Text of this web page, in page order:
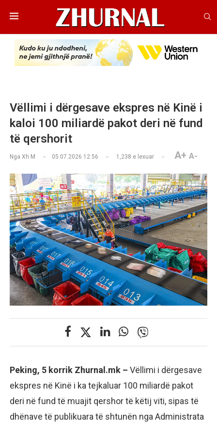
Vëllimi i dërgesave ekspres në Kinë i
kaloi 100 miliardë pakot deri në fund
të qershorit
Nga Xh M 05.07.2026 12:56 1,238 e lexuar A+ A-
Peking, 5 korrik Zhurnal.mk – Vëllimi i dërgesave
ekspres në Kinë i ka tejkaluar 100 miliardë pakot
deri në fund të muajit qershor të këtij viti, sipas të
dhënave të publikuara të shtunën nga Administrata